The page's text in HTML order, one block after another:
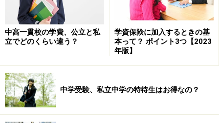
金は主として高校・大学への入学時が対象のため、利用
までの期間が長くなるのは当然のことです。
給付金を考えた一般財形の積立が教育資金の積立法とし
に失望しています。
参照：一般財形の助成制度が廃止に！
中高一貫校の学費、公立と私
立でどのくらい違う？
学資保険に加入するときの基
本って？ ポイント3つ【2023
年版】
中学受験、私立中学の特待生はお得なの？